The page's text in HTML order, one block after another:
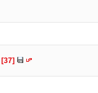
[37]